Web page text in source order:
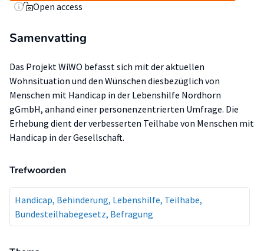
Open access
Samenvatting
Das Projekt WiWO befasst sich mit der aktuellen
Wohnsituation und den Wünschen diesbezüglich von
Menschen mit Handicap in der Lebenshilfe Nordhorn
gGmbH, anhand einer personenzentrierten Umfrage. Die
Erhebung dient der verbesserten Teilhabe von Menschen mit
Handicap in der Gesellschaft.
Trefwoorden
Handicap, Behinderung, Lebenshilfe, Teilhabe,
Bundesteilhabegesetz, Befragung